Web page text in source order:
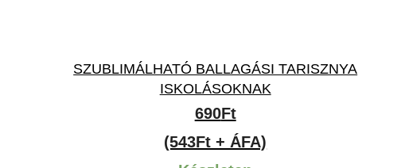
SZUBLIMÁLHATÓ BALLAGÁSI TARISZNYA
ISKOLÁSOKNAK
690Ft
(543Ft + ÁFA)